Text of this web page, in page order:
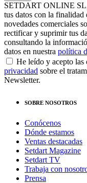
SETDART ONLINE SL,
tus datos con la finalidad
novedades comerciales
rectificar y suprimir tus
consultando la
datos en nuestra política
He leído y acepto las
privacidad sobre el
Newsletter.
SOBRE NOSOTROS
Conócenos
Dónde estamos
Ventas destacadas
Setdart Magazine
Setdart TV
Trabaja con
Prensa